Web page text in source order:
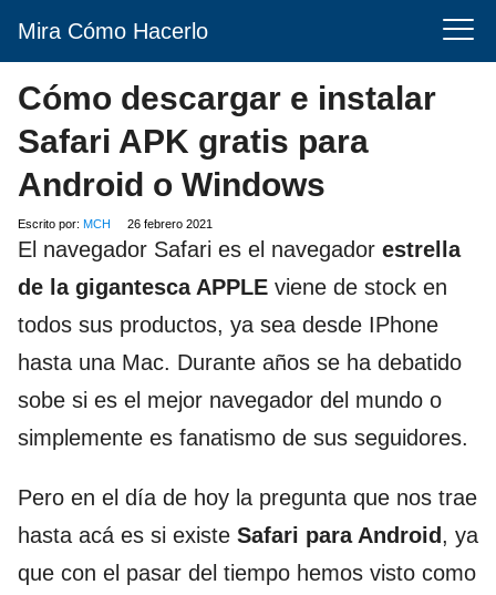
Mira Cómo Hacerlo
Cómo descargar e instalar
Safari APK gratis para
Android o Windows
Escrito por: MCH 26 febrero 2021
El navegador Safari es el navegador estrella
de la gigantesca APPLE viene de stock en
todos sus productos, ya sea desde IPhone
hasta una Mac. Durante años se ha debatido
sobe si es el mejor navegador del mundo o
simplemente es fanatismo de sus seguidores.
Pero en el día de hoy la pregunta que nos trae
hasta acá es si existe Safari para Android , ya
que con el pasar del tiempo hemos visto como